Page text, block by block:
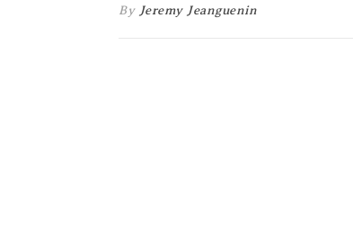
By Jeremy Jeanguenin